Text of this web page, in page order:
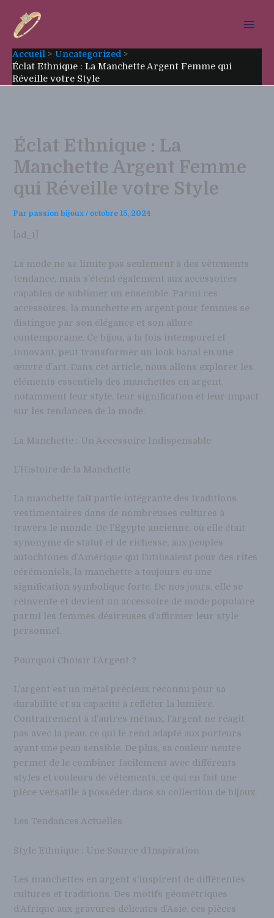
contenu
Accueil
Uncategorized
Éclat Ethnique : La Manchette Argent Femme qui
Réveille votre Style
Éclat Ethnique : La
Manchette Argent Femme
qui Réveille votre Style
Parpassion bijoux/octobre 15, 2024
[ad_1]
La mode ne se limite pas seulement à des vêtements
tendance, mais s’étend également aux accessoires
capables de sublimer un ensemble. Parmi ces
accessoires, la manchette en argent pour femmes se
distingue par son élégance et son allure
contemporaine. Ce bijou, à la fois intemporel et
innovant, peut transformer un look banal en une
œuvre d’art. Dans cet article, nous allons explorer les
éléments essentiels des manchettes en argent,
notamment leur style, leur signification et leur impact
sur les tendances de la mode.
La Manchette : Un Accessoire Indispensable
L’Histoire de la Manchette
La manchette fait partie intégrante des traditions
vestimentaires dans de nombreuses cultures à
travers le monde. De l’Égypte ancienne, où elle était
synonyme de statut et de richesse, aux peuples
autochtones d’Amérique qui l’utilisaient pour des rites
cérémoniels, la manchette a toujours eu une
signification symbolique forte. De nos jours, elle se
réinvente et devient un accessoire de mode populaire
parmi les femmes désireuses d’affirmer leur style
personnel.
Pourquoi Choisir l’Argent ?
L’argent est un métal précieux reconnu pour sa
durabilité et sa capacité à refléter la lumière.
Contrairement à d’autres métaux, l’argent ne réagit
pas avec la peau, ce qui le rend adapté aux porteurs
ayant une peau sensible. De plus, sa couleur neutre
permet de le combiner facilement avec différents
styles et couleurs de vêtements, ce qui en fait une
pièce versatile à posséder dans sa collection de bijoux.
Les Tendances Actuelles
Style Ethnique : Une Source d’Inspiration
Les manchettes en argent s’inspirent de différentes
cultures et traditions. Des motifs géométriques
d’Afrique aux gravures délicates d’Asie, ces pièces